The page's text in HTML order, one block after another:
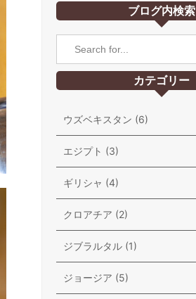
ブログ内検索
カテゴリー
ウズベキスタン (6)
エジプト (3)
ギリシャ (4)
クロアチア (2)
ジブラルタル (1)
ジョージア (5)